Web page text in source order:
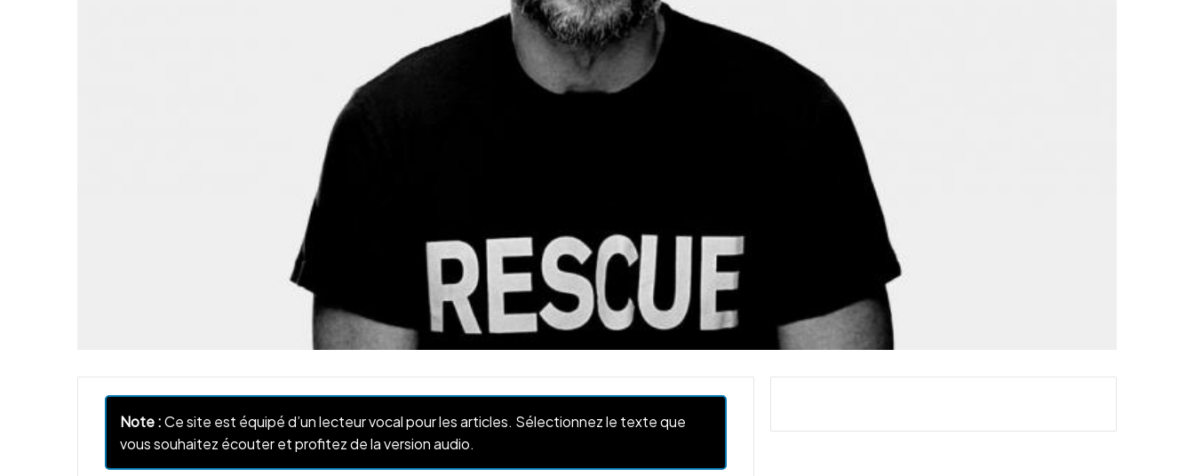
Note :Ce site est équipé d’un lecteur vocal pour les articles. Sélectionnez le texte que
vous souhaitez écouter et profitez de la version audio.